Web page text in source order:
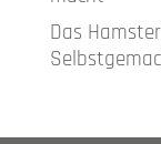
Das